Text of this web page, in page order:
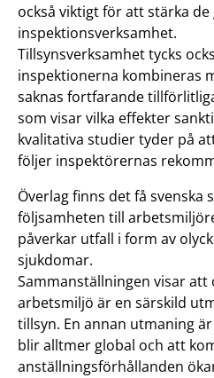
också viktigt för att stärka
inspektionsverksamhet.
Tillsynsverksamhet tycks
inspektionerna kombineras
saknas fortfarande
som visar vilka effekter
kvalitativa studier tyder på
följer inspektörernas
Överlag finns det få svenska
följsamheten till
påverkar utfall i form av
sjukdomar.
Sammanställningen visar
arbetsmiljö är en särskild
tillsyn. En annan utmaning
blir alltmer global och att
anställningsförhållanden